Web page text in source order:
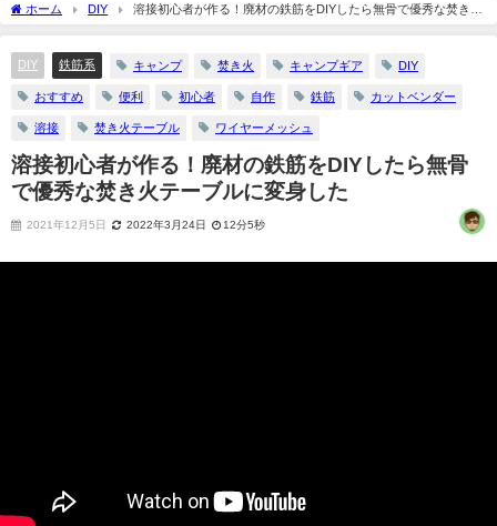
ホーム DIY
溶接初心者が作る！廃材の鉄筋をDIYしたら無骨で優秀な焚き火
テーブルに変身した
DIY 鉄筋系 キャンプ 焚き火 キャンプギア DIY
おすすめ 便利 初心者 自作 鉄筋 カットベンダー
溶接 焚き火テーブル ワイヤーメッシュ
溶接初心者が作る！廃材の鉄筋をDIYしたら無骨
で優秀な焚き火テーブルに変身した
2021年12月5日 2022年3月24日 12分5秒